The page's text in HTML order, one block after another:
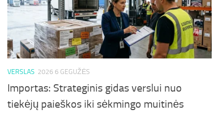
VERSLAS 2026 6 GEGUŽĖS
Importas: Strateginis gidas verslui nuo
tiekėjų paieškos iki sėkmingo muitinės